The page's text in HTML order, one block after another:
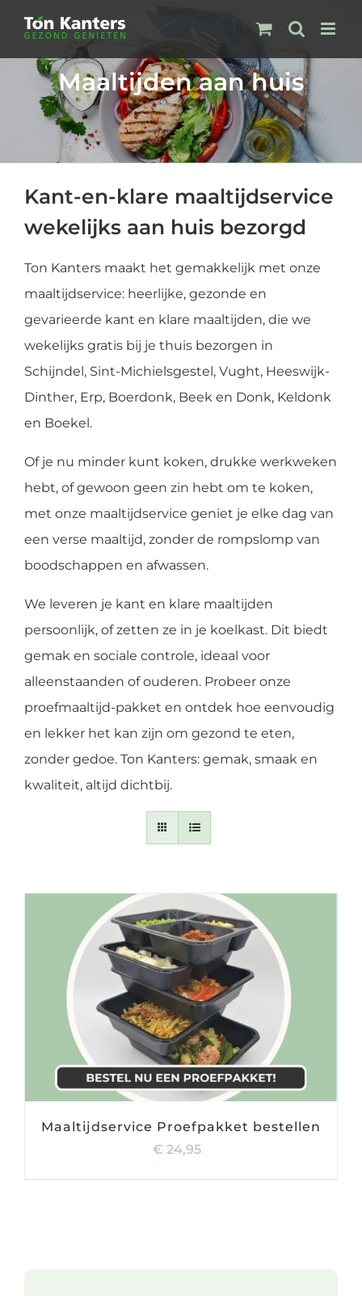
naar
inhoud
Maaltijden aan huis
Kant-en-klare maaltijdservice
wekelijks aan huis bezorgd
Ton Kanters maakt het gemakkelijk met onze
maaltijdservice: heerlijke, gezonde en
gevarieerde kant en klare maaltijden, die we
wekelijks gratis bij je thuis bezorgen in
Schijndel, Sint-Michielsgestel, Vught, Heeswijk-
Dinther, Erp, Boerdonk, Beek en Donk, Keldonk
en Boekel.
Of je nu minder kunt koken, drukke werkweken
hebt, of gewoon geen zin hebt om te koken,
met onze maaltijdservice geniet je elke dag van
een verse maaltijd, zonder de rompslomp van
boodschappen en afwassen.
We leveren je kant en klare maaltijden
persoonlijk, of zetten ze in je koelkast. Dit biedt
gemak en sociale controle, ideaal voor
alleenstaanden of ouderen. Probeer onze
proefmaaltijd-pakket en ontdek hoe eenvoudig
en lekker het kan zijn om gezond te eten,
zonder gedoe. Ton Kanters: gemak, smaak en
kwaliteit, altijd dichtbij.
Maaltijdservice Proefpakket bestellen
€ 24,95